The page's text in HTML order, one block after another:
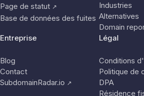
Page de statut ↗
Base de données des fuites
Industries
Alternatives
Domain
Entreprise
Blog
Contact
SubdomainRadar.io ↗
Légal
Conditions
Politique de
DPA
Résidence